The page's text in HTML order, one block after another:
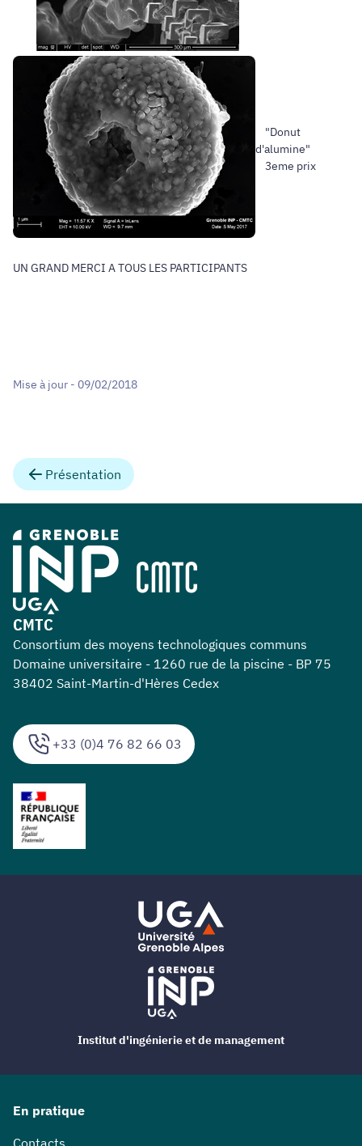
"Donut
d'alumine"
3eme prix
UN GRAND MERCI A TOUS LES PARTICIPANTS
Mise à jour - 09/02/2018
Présentation
+33 (0)4 76 82 66 03
CMTC
Consortium des moyens technologiques communs
Domaine universitaire - 1260 rue de la piscine - BP 75
38402 Saint-Martin-d'Hères Cedex
En pratique
Institut d'ingénierie et de management